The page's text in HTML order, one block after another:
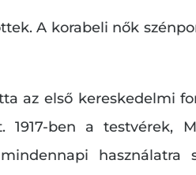
A korabeli nők
az első kereskedelmi
ben a testvérek,
használatra